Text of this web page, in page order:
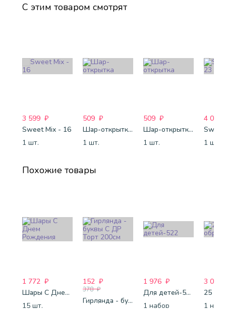
С этим товаром смотрят
3 599 ₽
Sweet Mix - 16
1 шт.
509 ₽
Шар-открытка "Звезда" (45 см) - 1
1 шт.
509 ₽
Шар-открытка "Сердце" (45 см) - 2
1 шт.
4 088
1 шт.
Похожие товары
1 772 ₽
Шары С Днем Рождения
15 шт.
152 ₽
378 ₽
Гирлянда - буквы С ДР Торт 200см
1 976 ₽
Для детей-522
1 набор
3 063
1